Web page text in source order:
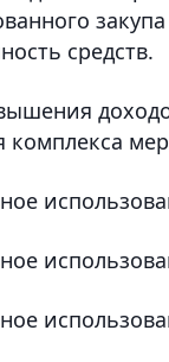
средств.
комплекса